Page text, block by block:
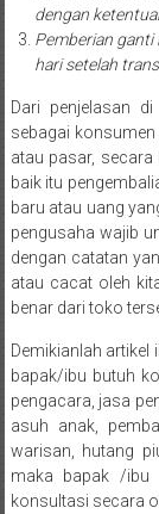
Pasaman/
Kapur
Pangkalan/
Riau/
Pekanbaru/
Bangkinang/
Duri/
Dumai
Pangkal
Pinang/
NTT/
Balik
papan/
Kalimantan
Barat/
Kalimantan
dengan
Pemberian
hari setelah
Dari penjelasan
sebagai
atau pasar, secara
baik itu
baru atau uang
pengusaha wajib
dengan catatan
atau cacat oleh
benar dari toko
Demikianlah
bapak/ibu butuh
pengacara, jasa
asuh anak,
warisan, hutang
maka bapak /ibu
konsultasi secara